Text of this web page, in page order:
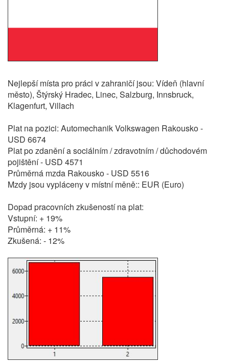
Nejlepší místa pro práci v zahraničí jsou: Vídeň (hlavní
město), Štýrský Hradec, Linec, Salzburg, Innsbruck,
Klagenfurt, Villach
Plat na pozici: Automechanik Volkswagen Rakousko -
USD 6674
Plat po zdanění a sociálním / zdravotním / důchodovém
pojištění - USD 4571
Průměrná mzda Rakousko - USD 5516
Mzdy jsou vypláceny v místní měně:: EUR (Euro)
Dopad pracovních zkušeností na plat:
Vstupní: + 19%
Průměrná: + 11%
Zkušená: - 12%